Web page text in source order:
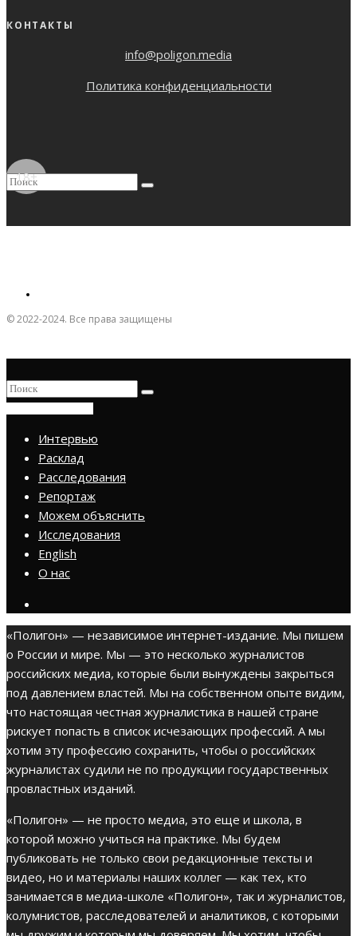
КОНТАКТЫ
info@poligon.media
Политика конфиденциальности
18+
© 2022-2024. Все права защищены
Интервью
Расклад
Расследования
Репортаж
Можем объяснить
Исследования
English
О нас
«Полигон» — независимое интернет-издание. Мы пишем
о России и мире. Мы — это несколько журналистов
российских медиа, которые были вынуждены закрыться
под давлением властей. Мы на собственном опыте видим,
что настоящая честная журналистика в нашей стране
рискует попасть в список исчезающих профессий. А мы
хотим эту профессию сохранить, чтобы о российских
журналистах судили не по продукции государственных
провластных изданий.
«Полигон» — не просто медиа, это еще и школа, в
которой можно учиться на практике. Мы будем
публиковать не только свои редакционные тексты и
видео, но и материалы наших коллег — как тех, кто
занимается в медиа-школе «Полигон», так и журналистов,
колумнистов, расследователей и аналитиков, с которыми